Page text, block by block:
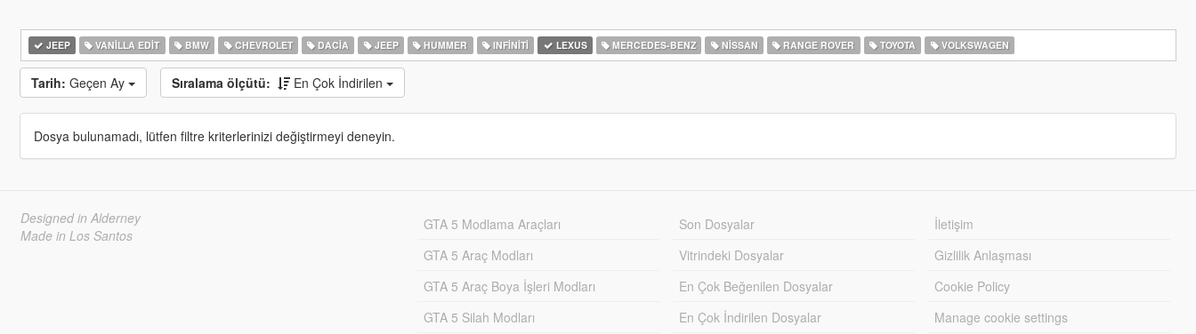
JEEP VANILLA EDIT BMW CHEVROLET DACIA JEEP HUMMER INFINITI LEXUS MERCEDES-BENZ NISSAN RANGE ROVER TOYOTA VOLKSWAGEN
Tarih: Geçen Ay Sıralama ölçütü: En Çok İndirilen
Dosya bulunamadı, lütfen filtre kriterlerinizi değiştirmeyi deneyin.
Designed in Alderney
Made in Los Santos
GTA 5 Modlama Araçları
GTA 5 Araç Modları
GTA 5 Araç Boya İşleri Modları
GTA 5 Silah Modları
Son Dosyalar
Vitrindeki Dosyalar
En Çok Beğenilen Dosyalar
En Çok İndirilen Dosyalar
İletişim
Gizlilik Anlaşması
Cookie Policy
Manage cookie settings